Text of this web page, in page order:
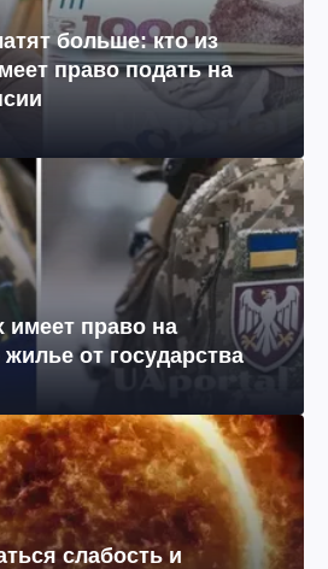
больше: кто из
право подать на
имеет право на
от государства
слабость и